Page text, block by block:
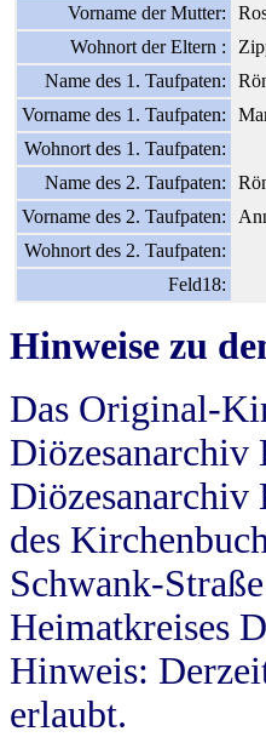
Vorname der Mutter:
Wohnort der Eltern :
Name des 1. Taufpaten:
Vorname des 1. Taufpaten:
Wohnort des 1. Taufpaten:
Name des 2. Taufpaten:
Vorname des 2. Taufpaten:
Wohnort des 2. Taufpaten:
Feld18:
Hinweise zu
Das Original-
Diözesanarchiv
des
Schwank-
Heimatkreises
Hinweis:
erlaubt.